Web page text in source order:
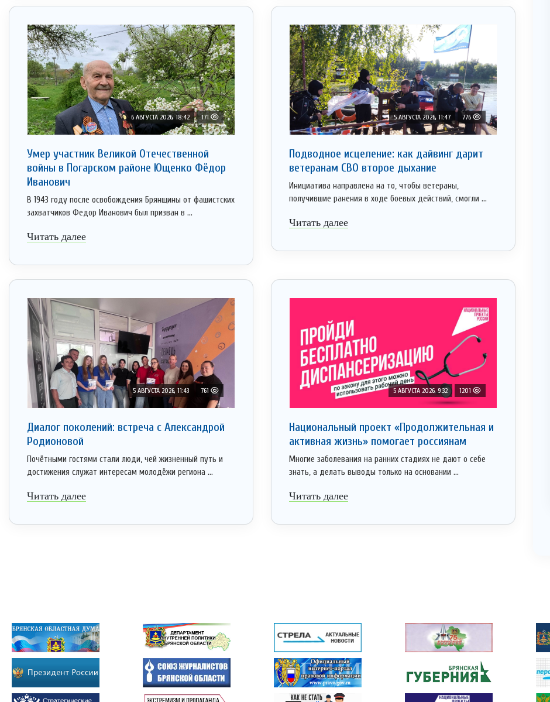
6 АВГУСТА 2026, 18:42 171
Умер участник Великой Отечественной
войны в Погарском районе Ющенко Фёдор
Иванович
В 1943 году после освобождения Брянщины от фашистских
захватчиков Федор Иванович был призван в ...
Читать далее
5 АВГУСТА 2026, 11:47 776
Подводное исцеление: как дайвинг дарит
ветеранам СВО второе дыхание
Инициатива направлена на то, чтобы ветераны,
получившие ранения в ходе боевых действий, смогли ...
Читать далее
5 АВГУСТА 2026, 11:43 761
Диалог поколений: встреча с Александрой
Родионовой
Почётными гостями стали люди, чей жизненный путь и
достижения служат интересам молодёжи региона ...
Читать далее
5 АВГУСТА 2026, 9:32 1201
Национальный проект «Продолжительная и
активная жизнь» помогает россиянам
Многие заболевания на ранних стадиях не дают о себе
знать, а делать выводы только на основании ...
Читать далее